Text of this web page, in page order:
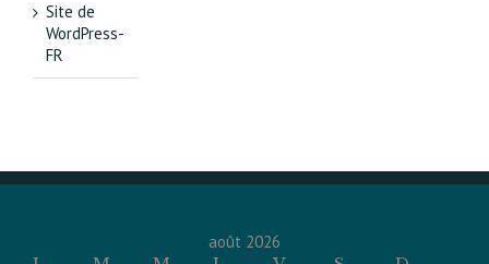
Site de
WordPress-
FR
août 2026